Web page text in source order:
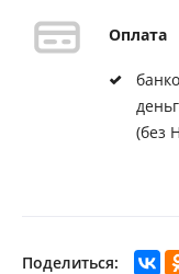
Оплата
(без
Поделиться: